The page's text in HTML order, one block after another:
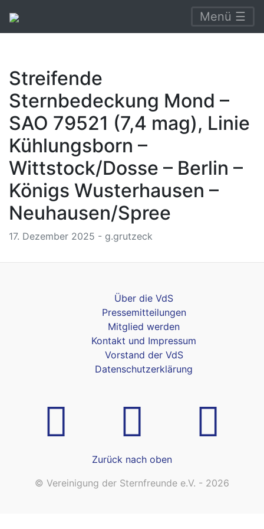
Menü ☰
Streifende
Sternbedeckung Mond –
SAO 79521 (7,4 mag), Linie
Kühlungsborn –
Wittstock/Dosse – Berlin –
Königs Wusterhausen –
Neuhausen/Spree
17. Dezember 2025 - g.grutzeck
Über die VdS
Pressemitteilungen
Mitglied werden
Kontakt und Impressum
Vorstand der VdS
Datenschutzerklärung
Zurück nach oben
© Vereinigung der Sternfreunde e.V. - 2026